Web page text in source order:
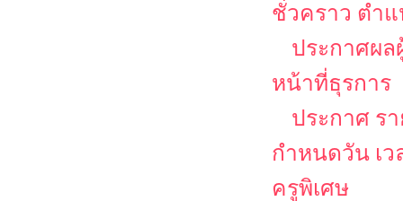
ชั่วคราว ตำ
ประกาศผล
หน้าที่ธุรการ
ประกาศ ร
กำหนดวัน เ
ครูพิเศษ